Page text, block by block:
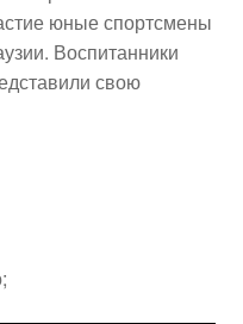
юные спортсмены
Воспитанники
свою